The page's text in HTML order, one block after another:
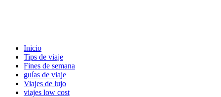
Inicio
Tips de viaje
Fines de semana
guías de viaje
Viajes de lujo
viajes low cost